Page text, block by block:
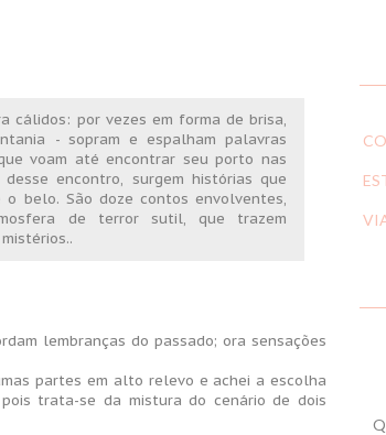
cálidos: por vezes em forma de brisa,
- sopram e espalham palavras
voam até encontrar seu porto nas
encontro, surgem histórias que
belo. São doze contos envolventes,
de terror sutil, que trazem
lembranças do passado; ora sensações
partes em alto relevo e achei a escolha
trata-se da mistura do cenário de dois